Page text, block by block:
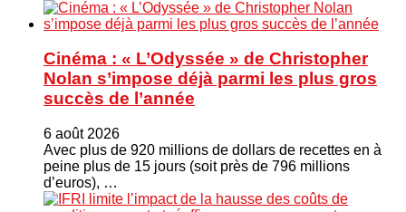
Cinéma : « L’Odyssée » de Christopher
Nolan s’impose déjà parmi les plus gros
succès de l’année
6 août 2026
Avec plus de 920 millions de dollars de recettes en à
peine plus de 15 jours (soit près de 796 millions
d’euros), …